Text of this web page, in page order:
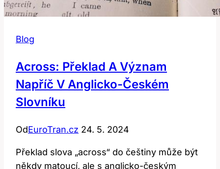
Blog
Across: Překlad A Význam
Napříč V Anglicko-Českém
Slovníku
OdEuroTran.cz 24. 5. 2024
Překlad slova „across“ do češtiny může být
někdy matoucí, ale s anglicko-českým